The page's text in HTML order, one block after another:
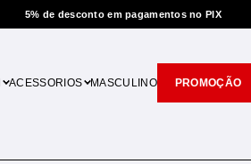
5% de desconto em pagamentos no PIX
ACESSORIOS MASCULINO PROMOÇÃO